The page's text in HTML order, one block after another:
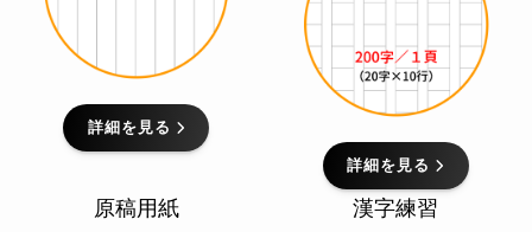
詳細を見る
詳細を見る
原稿用紙
漢字練習